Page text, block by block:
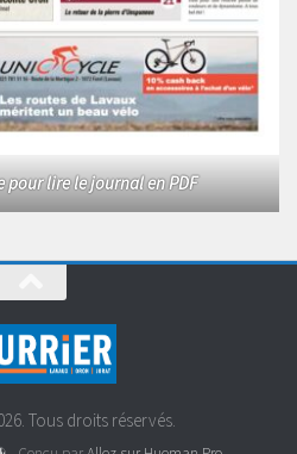
pour lire le journal en PDF
Tous droits réservés.